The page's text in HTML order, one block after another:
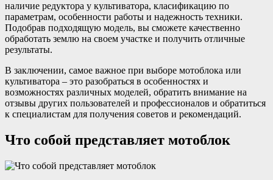
наличие редуктора у культиватора, класификацию по
параметрам, особенности работы и надежность техники.
Подобрав подходящую модель, вы сможете качественно
обработать землю на своем участке и получить отличные
результаты.
В заключении, самое важное при выборе мотоблока или
культиватора – это разобраться в особенностях и
возможностях различных моделей, обратить внимание на
отзывы других пользователей и профессионалов и обратиться
к специалистам для получения советов и рекомендаций.
Что собой представляет мотоблок